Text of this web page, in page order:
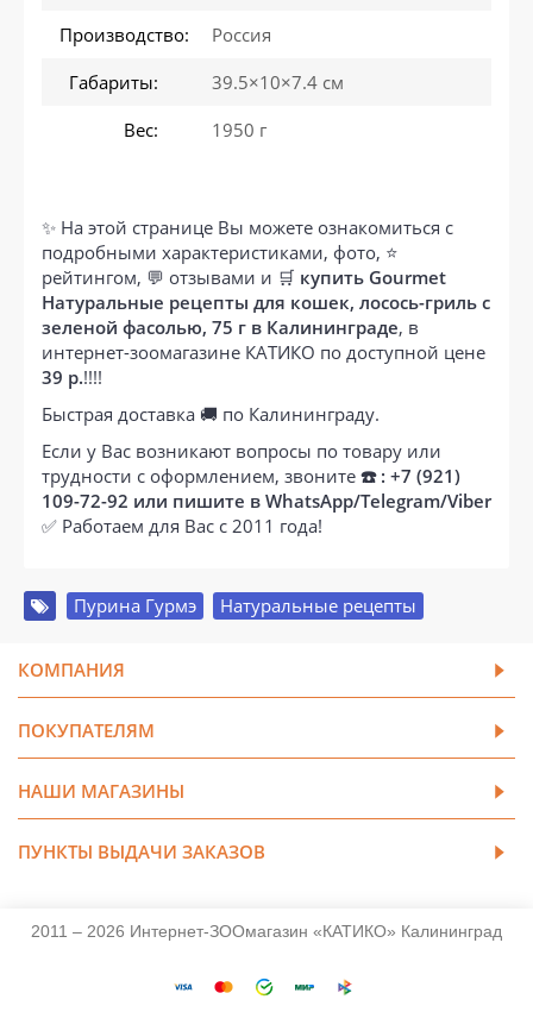
Производство:
Россия
Габариты:
39.5×10×7.4 см
Вес:
1950 г
✨ На этой странице Вы можете ознакомиться с
подробными характеристиками, фото, ⭐
рейтингом, 💬 отзывами и 🛒 купить Gourmet
Натуральные рецепты для кошек, лосось-гриль с
зеленой фасолью, 75 г в Калининграде, в
интернет-зоомагазине КАТИКО по доступной цене
39 р.!!!!
Быстрая доставка 🚚 по Калининграду.
Если у Вас возникают вопросы по товару или
трудности с оформлением, звоните ☎️ : +7 (921)
109-72-92 или пишите в WhatsApp/Telegram/Viber
✅ Работаем для Вас с 2011 года!
Пурина Гурмэ Натуральные рецепты
КОМПАНИЯ
ПОКУПАТЕЛЯМ
НАШИ МАГАЗИНЫ
ПУНКТЫ ВЫДАЧИ ЗАКАЗОВ
2011 – 2026 Интернет-ЗООмагазин «КАТИКО» Калининград